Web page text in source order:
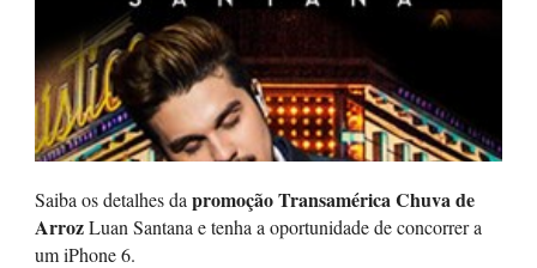
Saiba os detalhes da promoção Transamérica Chuva de
ArrozLuan Santana e tenha a oportunidade de concorrer a
um iPhone 6.